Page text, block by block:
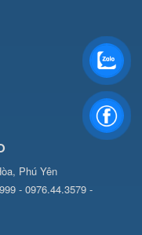
Phú Yên
- 0976.44.3579 -